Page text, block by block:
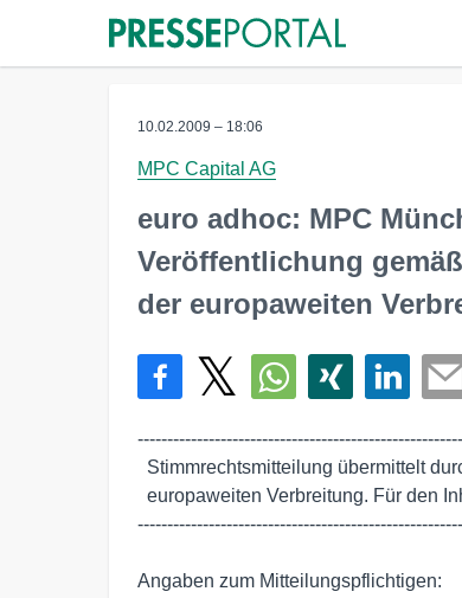
10.02.2009 – 18:06
MPC Capital AG
euro adhoc: MPC
Veröffentlichung
der europaweiten
Angaben zum Mitteilungspflichtigen: